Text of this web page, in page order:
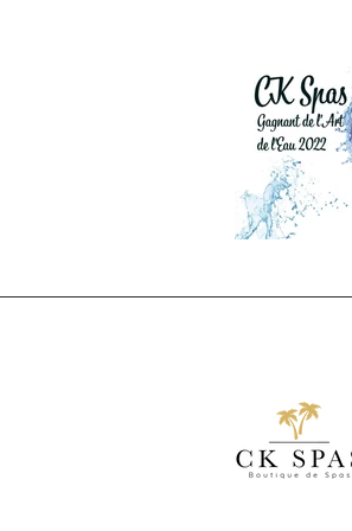
au
Show !
Le 3
de recevoir
du Canadian
événements
CK Spas - Gagnant de l'Art
Les prix Art
magazine
publication